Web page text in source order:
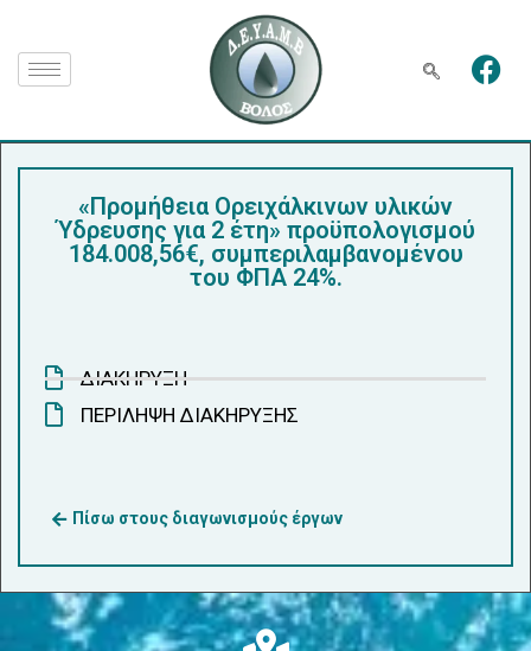
«Προμήθεια Ορειχάλκινων υλικών
Ύδρευσης για 2 έτη» προϋπολογισμού
184.008,56€, συμπεριλαμβανομένου
του ΦΠΑ 24%.
ΔΙΑΚΗΡΥΞΗ
ΠΕΡΙΛΗΨΗ ΔΙΑΚΗΡΥΞΗΣ
Πίσω στους διαγωνισμούς έργων